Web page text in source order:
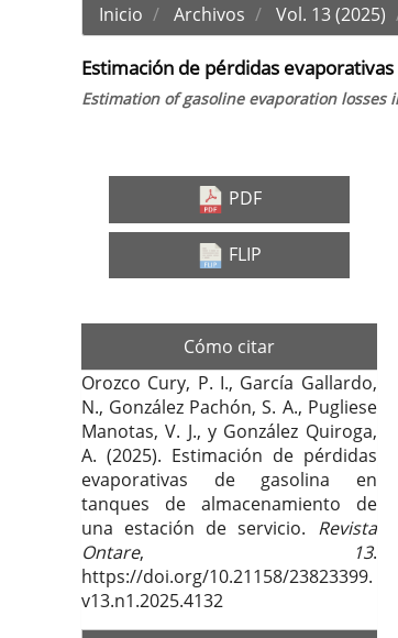
Inicio Archivos Vol. 13 (2025)
Estimación de pérdidas
Estimation of gasoline evaporation losses
Barra
del
artículo
PDF
FLIP
Cómo citar
Orozco Cury, P. I., García Gallardo,
N., González Pachón, S. A., Pugliese
Manotas, V. J., y González Quiroga,
A. (2025). Estimación de pérdidas
evaporativas de gasolina en
tanques de almacenamiento de
una estación de servicio. Revista
Ontare, 13.
https://doi.org/10.21158/23823399.
v13.n1.2025.4132